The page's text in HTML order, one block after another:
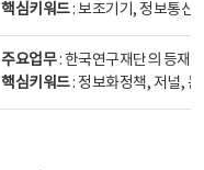
핵심키워드: 보조기기, 정보통신
주요업무: 한국연구재단의 등재
핵심키워드: 정보화정책, 저널,